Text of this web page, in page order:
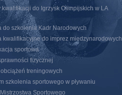
kwalifikacji do Igrzysk Olimpijskich w LA
do szkolenia Kadr Narodowych
kwalifikacyjne do imprez miedzynarodowych
sportowa
fizycznej
treningowych
szkolenia sportowego w pływaniu
Mistrzostwa Sportowego